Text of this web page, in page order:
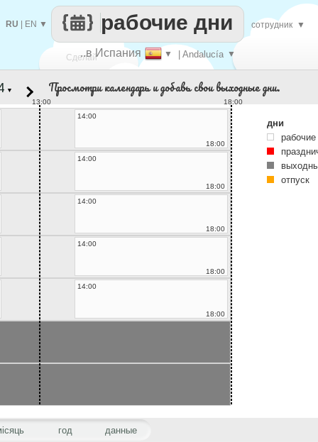
Сделай
..в Испания ▼ | Andalucía ▼
рабочие дни
RU EN ▼ сотрудник ▼
год данные
▼ Просмотри календарь и добавь свои выходные дни.
13:00
18:00
14:00
18:00
14:00
18:00
14:00
18:00
14:00
18:00
14:00
18:00
дни
отпуск